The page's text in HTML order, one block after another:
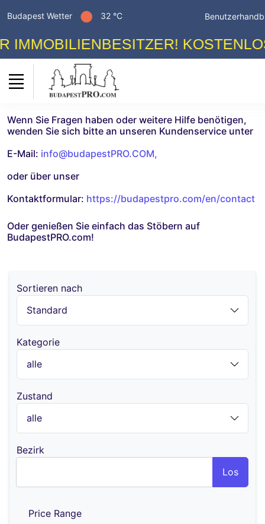
Budapest Wetter 32 °C
KOSTENLOSE
Wenn Sie Fragen haben oder weitere Hilfe benötigen,
wenden Sie sich bitte an unseren Kundenservice unter
E-Mail: info@budapestPRO.COM,
oder über unser
Kontaktformular: https://budapestpro.com/en/contact
Oder genießen Sie einfach das Stöbern auf
BudapestPRO.com!
Sortieren nach
Kategorie
Zustand
Bezirk
Los
Price Range